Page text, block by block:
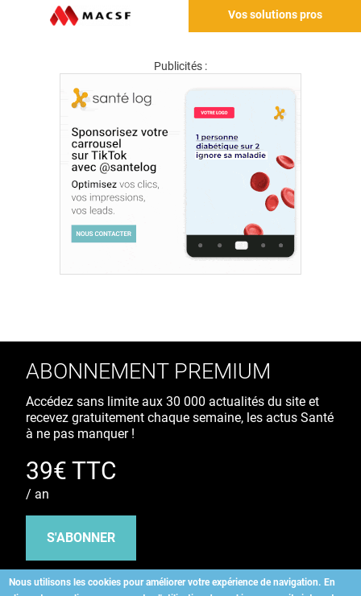
Vos solutions pros
Publicités :
Nous utilisons les cookies pour améliorer votre expérience de navigation. En
ABONNEMENT PREMIUM
Accédez sans limite aux 30 000 actualités du site et
recevez gratuitement chaque semaine, les actus Santé
à ne pas manquer !
39€ TTC
/ an
S'ABONNER